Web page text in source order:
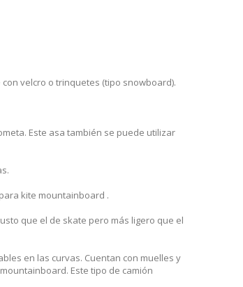
velcro o trinquetes (tipo snowboard).
Este asa también se puede utilizar
kite mountainboard .
que el de skate pero más ligero que el
en las curvas. Cuentan con muelles y
Este tipo de camión